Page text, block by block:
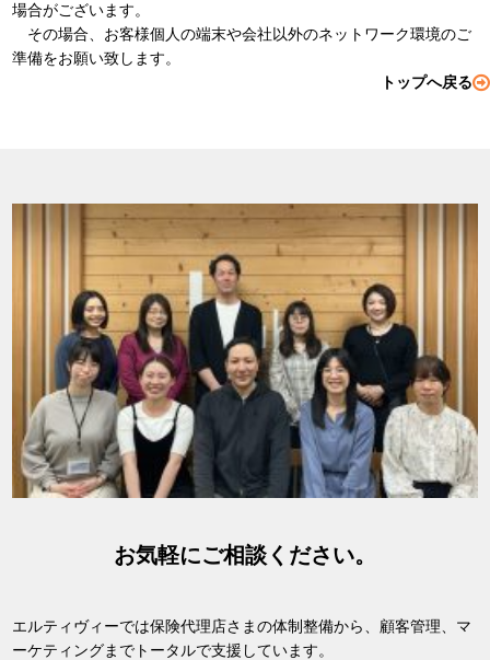
場合がございます。
その場合、お客様個人の端末や会社以外のネットワーク環境のご
準備をお願い致します。
トップへ戻る
お気軽にご相談ください。
エルティヴィーでは保険代理店さまの体制整備から、顧客管理、マ
ーケティングまでトータルで支援しています。